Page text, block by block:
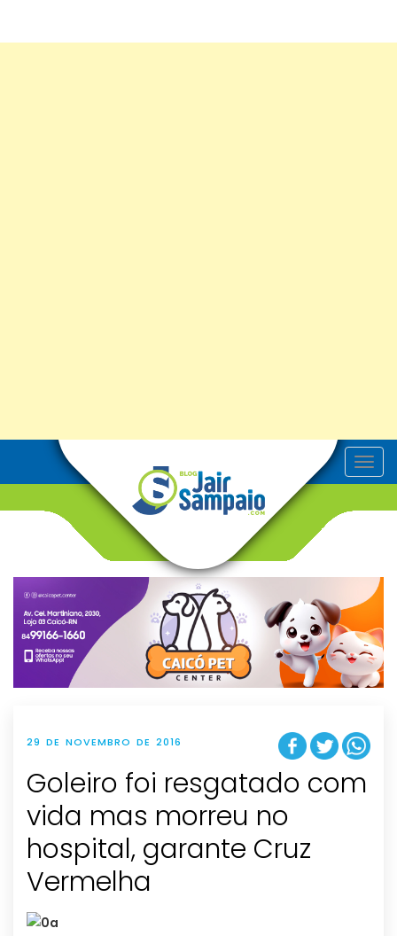
T
o
v
g
t
i
o
n
29 DE NOVEMBRO DE 2016
Goleiro foi resgatado com
vida mas morreu no
hospital, garante Cruz
Vermelha